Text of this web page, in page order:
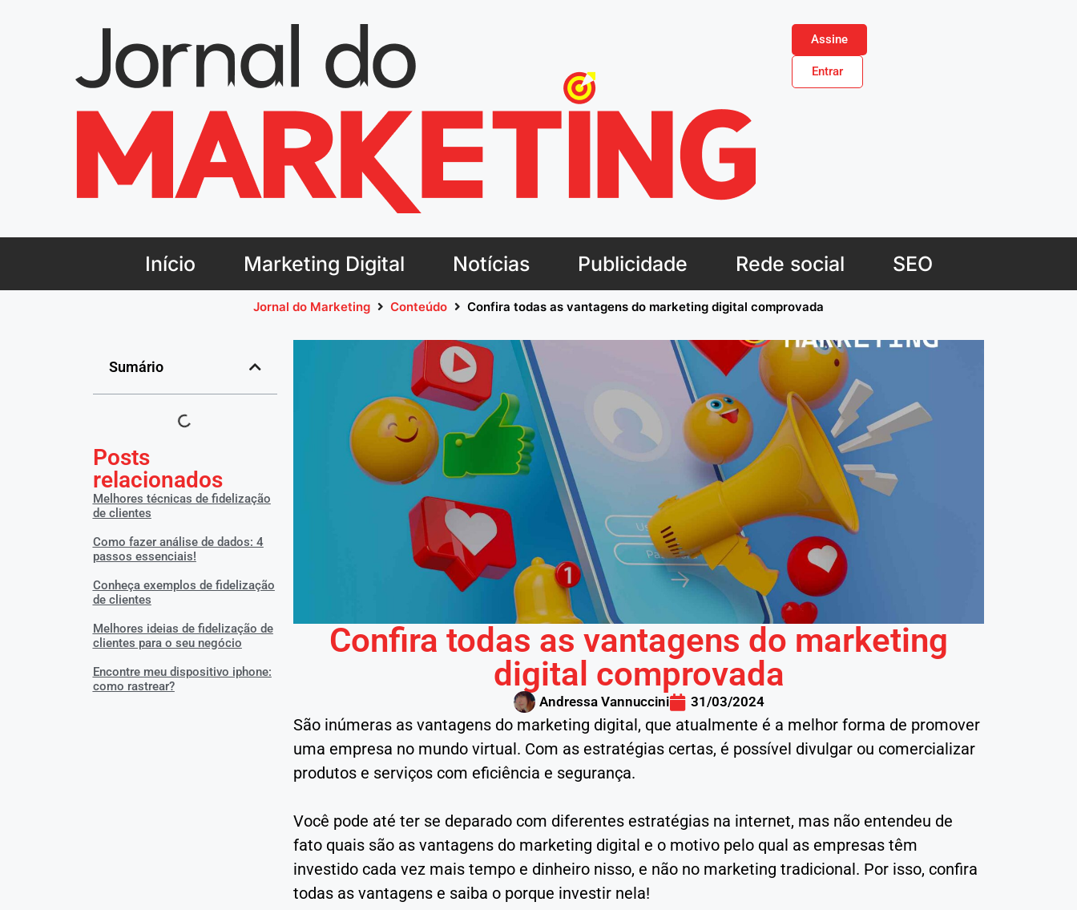
Assine
Entrar
Início Marketing Digital Notícias Publicidade Rede social SEO
Jornal do Marketing Conteúdo Confira todas as vantagens do marketing digital comprovada
Sumário
Posts
relacionados
Melhores técnicas de fidelização
de clientes
Como fazer análise de dados: 4
passos essenciais!
Conheça exemplos de fidelização
de clientes
Melhores ideias de fidelização de
clientes para o seu negócio
Encontre meu dispositivo iphone:
como rastrear?
Confira todas as vantagens do marketing
digital comprovada
Andressa Vannuccini 31/03/2024
São inúmeras as vantagens do marketing digital, que atualmente é a melhor forma de promover
uma empresa no mundo virtual. Com as estratégias certas, é possível divulgar ou comercializar
produtos e serviços com eficiência e segurança.
Você pode até ter se deparado com diferentes estratégias na internet, mas não entendeu de
fato quais são as vantagens do marketing digital e o motivo pelo qual as empresas têm
investido cada vez mais tempo e dinheiro nisso, e não no marketing tradicional. Por isso, confira
todas as vantagens e saiba o porque investir nela!